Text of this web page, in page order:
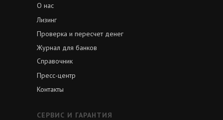
О нас
СЕРВИС И ГАРАНТИЯ
Лизинг
Журнал для банков
Справочник
Пресс-центр
Контакты
Проверка и пересчет денег